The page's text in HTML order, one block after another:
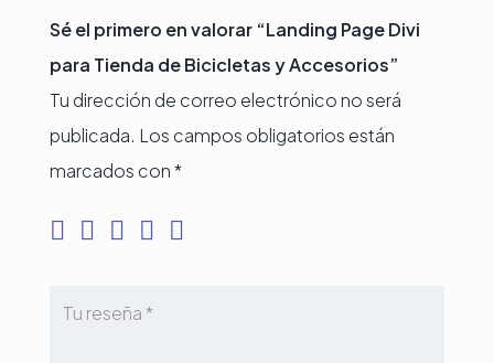
Sé el primero en valorar “Landing Page Divi
para Tienda de Bicicletas y Accesorios”
Tu dirección de correo electrónico no será
publicada. Los campos obligatorios están
marcados con*